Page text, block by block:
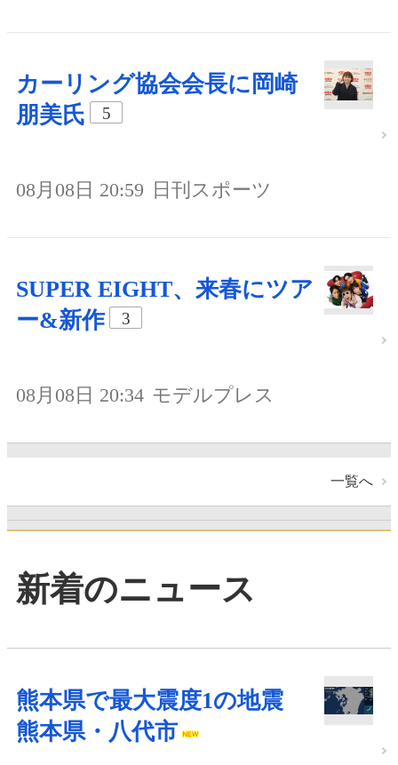
カーリング協会会長に岡崎
朋美氏
5
08月08日 20:59 日刊スポーツ
SUPER EIGHT、来春にツア
ー&新作
3
08月08日 20:34 モデルプレス
一覧へ
新着のニュース
熊本県で最大震度1の地震
熊本県・八代市